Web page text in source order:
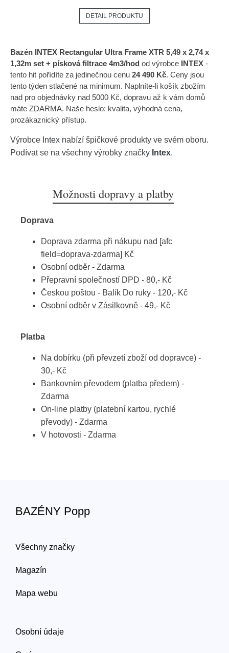
DETAIL PRODUKTU
Bazén INTEX Rectangular Ultra Frame XTR 5,49 x 2,74 x
1,32m set + písková filtrace 4m3/hod od výrobce INTEX -
tento hit pořídíte za jedinečnou cenu 24 490 Kč. Ceny jsou
tento týden stlačené na minimum. Naplníte-li košík zbožím
nad pro objednávky nad 5000 Kč, dopravu až k vám domů
máte ZDARMA. Naše heslo: kvalita, výhodná cena,
prozákaznický přístup.
Výrobce Intex nabízí špičkové produkty ve svém oboru.
Podívat se na všechny výrobky značky Intex.
Možnosti dopravy a platby
Doprava
Doprava zdarma při nákupu nad [afc
field=doprava-zdarma] Kč
Osobní odběr - Zdarma
Přepravní společností DPD - 80,- Kč
Českou poštou - Balík Do ruky - 120,- Kč
Osobní odběr v Zásilkovně - 49,- Kč
Platba
Na dobírku (při převzetí zboží od dopravce) -
30,- Kč
Bankovním převodem (platba předem) -
Zdarma
On-line platby (platební kartou, rychlé
převody) - Zdarma
V hotovosti - Zdarma
BAZÉNY Popp
Všechny značky
Magazín
Mapa webu
Osobní údaje